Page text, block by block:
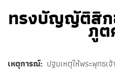
ทรงบัญญัติสิก
ภูต
เหตุการณ์ ปฐมเหตุให้พระพุทธเ